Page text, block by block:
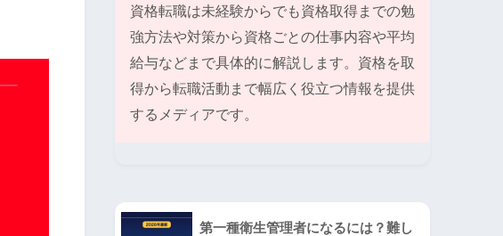
資格転職は未経験からでも資格取得までの勉
強方法や対策から資格ごとの仕事内容や平均
給与などまで具体的に解説します。資格を取
得から転職活動まで幅広く役立つ情報を提供
するメディアです。
第一種衛生管理者になるには？難し